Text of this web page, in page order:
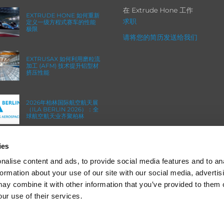
content and ads, to provide social media features and to
about your use of our site with our social media,
combine it with other information that you’ve provided to them
use of their services.
EXTRUDE HONE 如何重新
定义一级方程式赛车的性能
极限
EXTRUSAX 如何利用磨粒流
加工 (AFM) 技术提升铝型材
挤压性能
2026年柏林国际航空航天展
（ILA BERLIN 2026）：全
球航空航天业齐聚柏林
在 Extrude Hone 工作
求职
请将您的简历发送给我们